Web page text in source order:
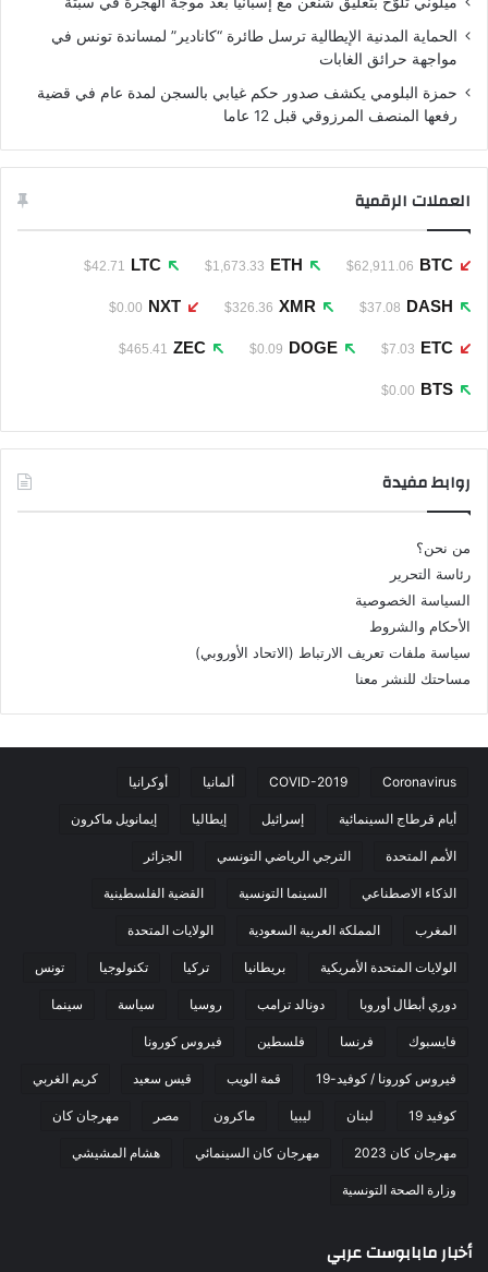
الحماية المدنية الإيطالية ترسل طائرة “كانادير” لمساندة تونس في
مواجهة حرائق الغابات
حمزة البلومي يكشف صدور حكم غيابي بالسجن لمدة عام في قضية
رفعها المنصف المرزوقي قبل 12 عاما
العملات الرقمية
BTC
$62,911.06
ETH
$1,673.33
LTC
$42.71
DASH
$37.08
XMR
$326.36
NXT
$0.00
ETC
$7.03
DOGE
$0.09
ZEC
$465.41
BTS
$0.00
روابط مفيدة
من نحن؟
رئاسة التحرير
السياسة الخصوصية
الأحكام والشروط
سياسة ملفات تعريف الارتباط (الاتحاد الأوروبي)
مساحتك للنشر معنا
Coronavirus
COVID-2019 ألمانيا أوكرانيا
أيام قرطاج السينمائية إسرائيل إيطاليا إيمانويل ماكرون
الأمم المتحدة الترجي الرياضي التونسي الجزائر
الذكاء الاصطناعي السينما التونسية القضية الفلسطينية
المغرب المملكة العربية السعودية الولايات المتحدة
الولايات المتحدة الأمريكية بريطانيا تركيا تكنولوجيا تونس
دوري أبطال أوروبا دونالد ترامب روسيا سياسة سينما
فايسبوك فرنسا فلسطين فيروس كورونا
فيروس كورونا / كوفيد-19 قمة الويب قيس سعيد كريم الغربي
كوفيد 19 لبنان ليبيا ماكرون مصر مهرجان كان
مهرجان كان 2023 مهرجان كان السينمائي هشام المشيشي
وزارة الصحة التونسية
أخبار مابابوست عربي